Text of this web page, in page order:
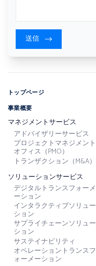
送信
トップページ
事業概要
マネジメントサービス
アドバイザリーサービス
プロジェクトマネジメント
オフィス（PMO）
トランザクション（M&A）
ソリューションサービス
デジタルトランスフォーメ
ーション
インタラクティブソリュー
ション
サプライチェーンソリュー
ション
サステイナビリティ
オペレーショントランスフ
ォーメーション